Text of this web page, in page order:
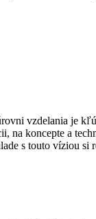
vzdelania je
na koncepte a
s touto víziou